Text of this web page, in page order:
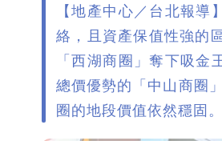
【地產中心／台北報
絡，且資產保值性強的
「西湖商圈」奪下吸
總價優勢的「中山商圈
圈的地段價值依然穩固。